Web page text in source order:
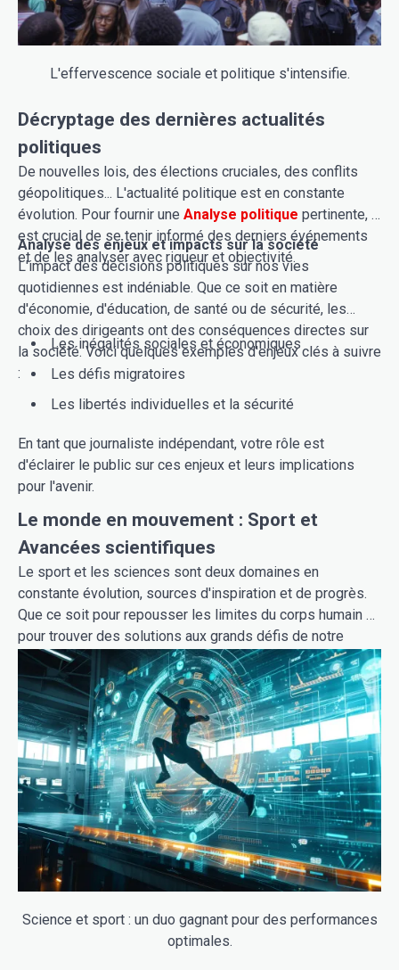
L'effervescence sociale et politique s'intensifie.
Décryptage des dernières actualités
politiques
De nouvelles lois, des élections cruciales, des conflits
géopolitiques... L'actualité politique est en constante
évolution. Pour fournir une Analyse politique pertinente, il
est crucial de se tenir informé des derniers événements
et de les analyser avec rigueur et objectivité.
Analyse des enjeux et impacts sur la société
L'impact des décisions politiques sur nos vies
quotidiennes est indéniable. Que ce soit en matière
d'économie, d'éducation, de santé ou de sécurité, les
choix des dirigeants ont des conséquences directes sur
la société. Voici quelques exemples d'enjeux clés à suivre
:
Les inégalités sociales et économiques
Les défis migratoires
Les libertés individuelles et la sécurité
En tant que journaliste indépendant, votre rôle est
d'éclairer le public sur ces enjeux et leurs implications
pour l'avenir.
Le monde en mouvement : Sport et
Avancées scientifiques
Le sport et les sciences sont deux domaines en
constante évolution, sources d'inspiration et de progrès.
Que ce soit pour repousser les limites du corps humain ou
pour trouver des solutions aux grands défis de notre
temps, l'innovation est au cœur de ces univers fascinants.
Le lien entreScience et performance sportiveest plus
que jamais d'actualité.
Science et sport : un duo gagnant pour des performances
optimales.